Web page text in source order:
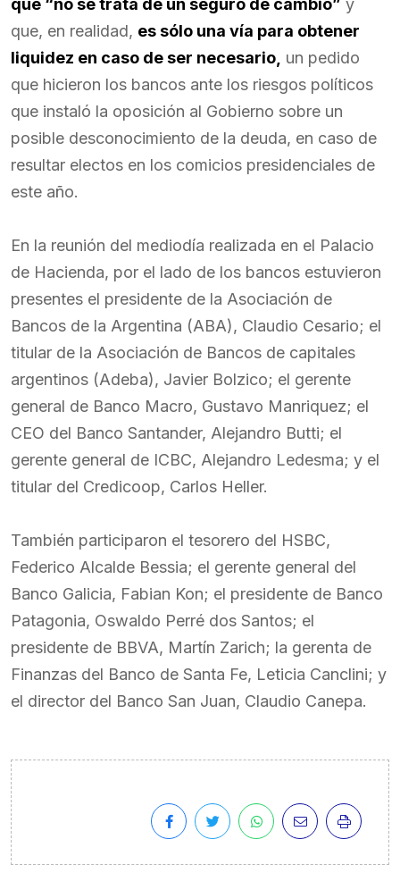
que “no se trata de un seguro de cambio” y
que, en realidad, es sólo una vía para obtener
liquidez en caso de ser necesario, un pedido
que hicieron los bancos ante los riesgos políticos
que instaló la oposición al Gobierno sobre un
posible desconocimiento de la deuda, en caso de
resultar electos en los comicios presidenciales de
este año.
En la reunión del mediodía realizada en el Palacio
de Hacienda, por el lado de los bancos estuvieron
presentes el presidente de la Asociación de
Bancos de la Argentina (ABA), Claudio Cesario; el
titular de la Asociación de Bancos de capitales
argentinos (Adeba), Javier Bolzico; el gerente
general de Banco Macro, Gustavo Manriquez; el
CEO del Banco Santander, Alejandro Butti; el
gerente general de ICBC, Alejandro Ledesma; y el
titular del Credicoop, Carlos Heller.
También participaron el tesorero del HSBC,
Federico Alcalde Bessia; el gerente general del
Banco Galicia, Fabian Kon; el presidente de Banco
Patagonia, Oswaldo Perré dos Santos; el
presidente de BBVA, Martín Zarich; la gerenta de
Finanzas del Banco de Santa Fe, Leticia Canclini; y
el director del Banco San Juan, Claudio Canepa.